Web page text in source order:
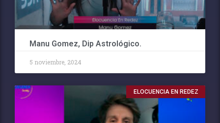
Manu Gomez, Dip Astrológico.
5 noviembre, 2024
ELOCUENCIA EN REDEZ